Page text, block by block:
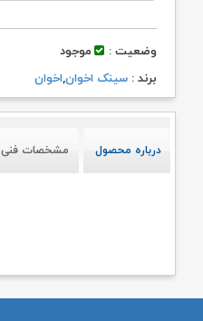
وضعیت :
موجود
برند : سینک اخوان,اخوان
درباره محصول مشخصات فنی